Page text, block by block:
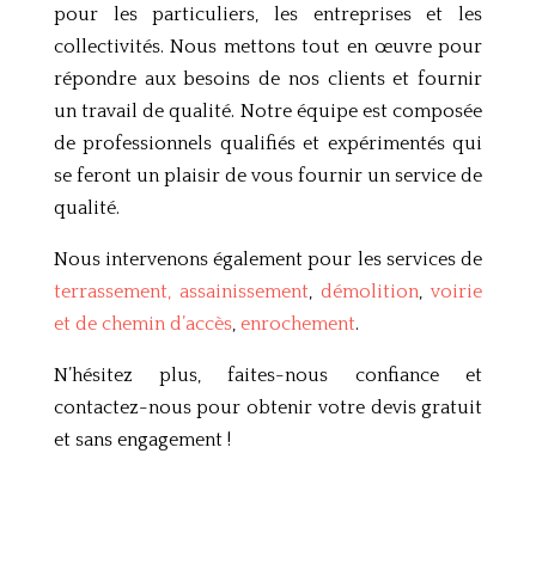
pour les particuliers, les entreprises et les
collectivités. Nous mettons tout en œuvre pour
répondre aux besoins de nos clients et fournir
un travail de qualité. Notre équipe est composée
de professionnels qualifiés et expérimentés qui
se feront un plaisir de vous fournir un service de
qualité.
Nous intervenons également pour les services de
terrassement, assainissement,démolition ,voirie
et de chemin d’accès, enrochement.
N’hésitez plus, faites-nous confiance et
contactez-nous pour obtenir votre devis gratuit
et sans engagement !